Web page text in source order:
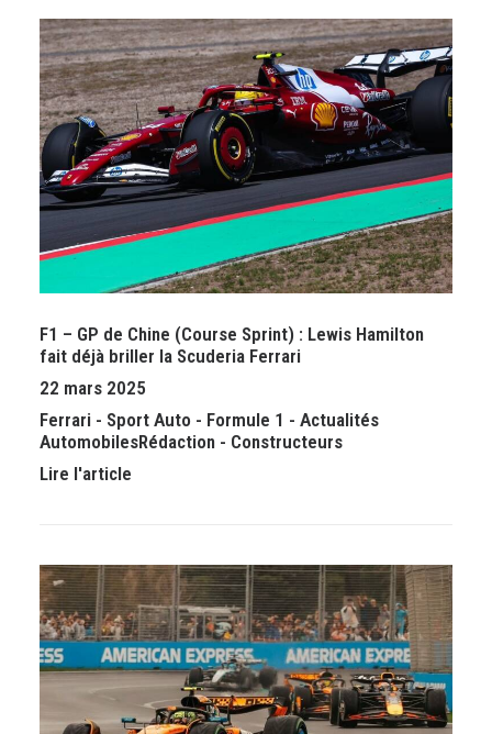
F1 – GP de Chine (Course Sprint) : Lewis Hamilton
fait déjà briller la Scuderia Ferrari
22 mars 2025
Ferrari - Sport Auto - Formule 1 - Actualités
AutomobilesRédaction - Constructeurs
Lire l'article